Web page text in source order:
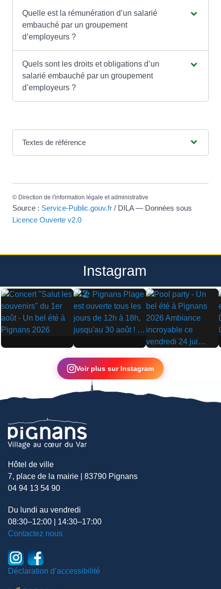
Quelle est la rémunération d’un salarié
embauché par un groupement
d’employeurs ?
Quels sont les droits et obligations d’un
salarié embauché par un groupement
d’employeurs ?
Textes de référence
© Direction de l'information légale et administrative
Source : Service-Public.gouv.fr / DILA — Données sous
Licence Ouverte v2.0
Instagram
▶ ▶
▶
Voir plus sur Instagram
Hôtel de ville
7, place de la mairie | 83790 Pignans
04 94 13 54 90
Du lundi au vendredi
08:30–12:00 | 14:30–17:00
Contactez nous
Déclaration d’accessibilité